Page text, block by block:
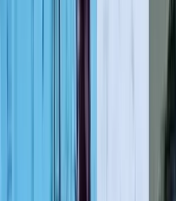
লাল ফিতা কেটে
উদ্বোধন!, উদ্বোধক
বিএনপি নেতাকে